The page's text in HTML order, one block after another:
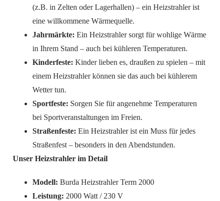
(z.B. in Zelten oder Lagerhallen) – ein Heizstrahler ist
eine willkommene Wärmequelle.
Jahrmärkte: Ein Heizstrahler sorgt für wohlige Wärme
in Ihrem Stand – auch bei kühleren Temperaturen.
Kinderfeste: Kinder lieben es, draußen zu spielen – mit
einem Heizstrahler können sie das auch bei kühlerem
Wetter tun.
Sportfeste: Sorgen Sie für angenehme Temperaturen
bei Sportveranstaltungen im Freien.
Straßenfeste: Ein Heizstrahler ist ein Muss für jedes
Straßenfest – besonders in den Abendstunden.
Unser Heizstrahler im Detail
Modell: Burda Heizstrahler Term 2000
Leistung: 2000 Watt / 230 V